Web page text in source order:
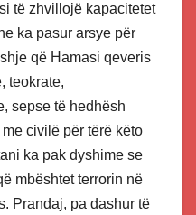
të zhvillojë kapacitetet
ka pasur arsye për
që Hamasi qeveris
teokrate,
sepse të hedhësh
civilë për tërë këto
ka pak dyshime se
mbështet terrorin në
Prandaj, pa dashur të